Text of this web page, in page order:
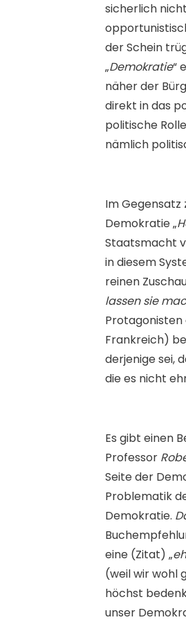
sicherlich
der Schein
„Demokratie“
näher der
direkt in das
politische
nämlich
Im
Demokratie „
Staatsmacht
in diesem
reinen
lassen sie
Protagonisten
Frankreich)
derjenige sei,
die es nicht
Es gibt einen
Professor
Seite der
Problematik
Demokratie.
eine (Zitat) „
(weil wir wohl
höchst
unser